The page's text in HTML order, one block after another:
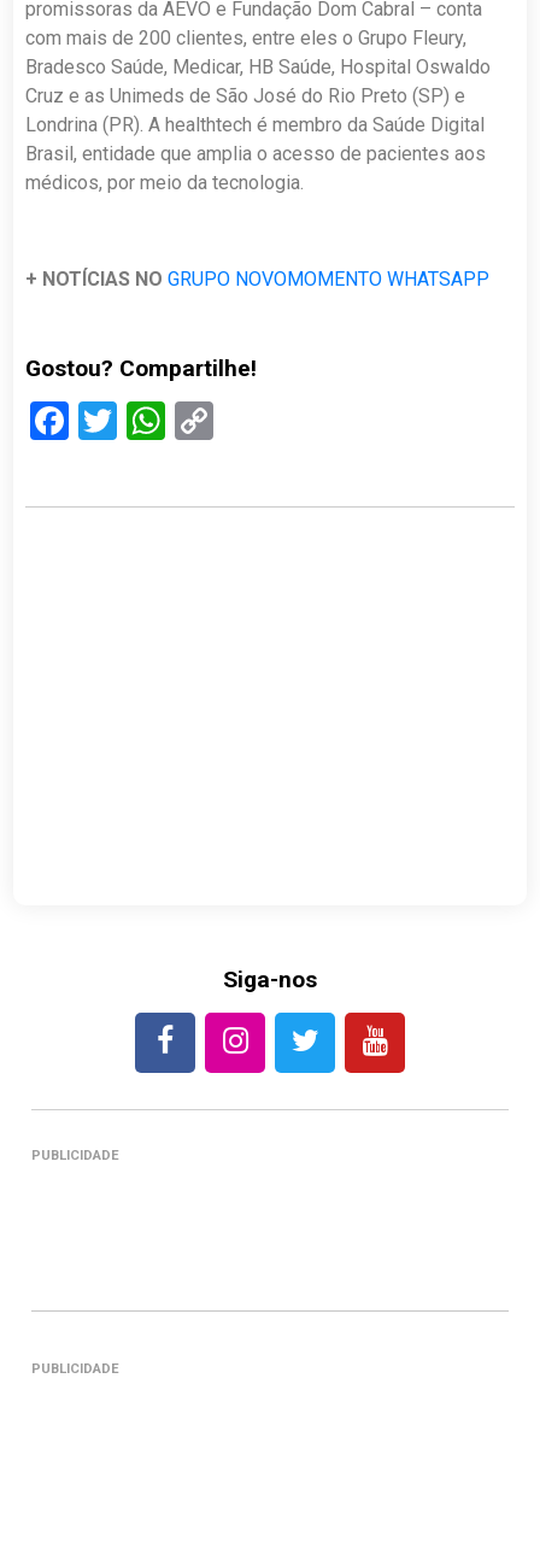
promissoras da AEVO e Fundação Dom Cabral – conta
com mais de 200 clientes, entre eles o Grupo Fleury,
Bradesco Saúde, Medicar, HB Saúde, Hospital Oswaldo
Cruz e as Unimeds de São José do Rio Preto (SP) e
Londrina (PR). A healthtech é membro da Saúde Digital
Brasil, entidade que amplia o acesso de pacientes aos
médicos, por meio da tecnologia.
+ NOTÍCIAS NOGRUPO NOVOMOMENTO WHATSAPP
Gostou? Compartilhe!
Facebook
TwitterWhatsApp
Siga-nos
PUBLICIDADE
PUBLICIDADE